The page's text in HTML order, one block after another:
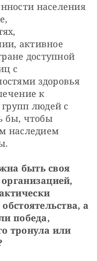
населения
активное
доступной
с
здоровья
к
людей с
бы, чтобы
наследием
быть своя
а
победа,
тронула или